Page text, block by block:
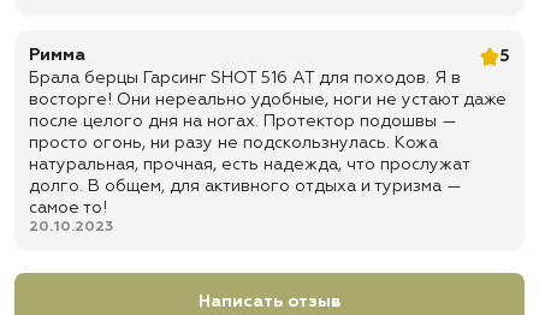
Римма
5
Брала берцы Гарсинг SHOT 516 AT для походов. Я в
восторге! Они нереально удобные, ноги не устают даже
после целого дня на ногах. Протектор подошвы —
просто огонь, ни разу не подскользнулась. Кожа
натуральная, прочная, есть надежда, что прослужат
долго. В общем, для активного отдыха и туризма —
самое то!
20.10.2023
Написать отзыв